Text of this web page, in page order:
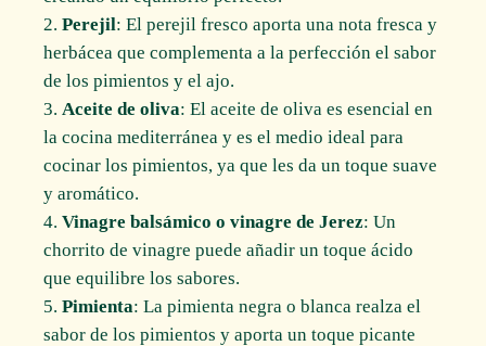
Perejil: El perejil fresco aporta una nota fresca y
herbácea que complementa a la perfección el sabor
de los pimientos y el ajo.
Aceite de oliva: El aceite de oliva es esencial en
la cocina mediterránea y es el medio ideal para
cocinar los pimientos, ya que les da un toque suave
y aromático.
Vinagre balsámico o vinagre de Jerez: Un
chorrito de vinagre puede añadir un toque ácido
que equilibre los sabores.
Pimienta: La pimienta negra o blanca realza el
sabor de los pimientos y aporta un toque picante